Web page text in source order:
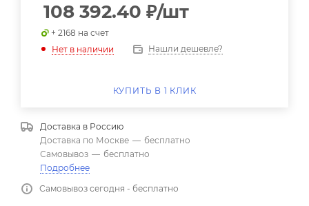
108 392.40 ₽/шт
+ 2168 на счет
Нет в наличии
Нашли дешевле?
КУПИТЬ В 1 КЛИК
Доставка в Россию
Доставка по Москве — бесплатно
Самовывоз — бесплатно
Подробнее
Самовывоз сегодня - бесплатно